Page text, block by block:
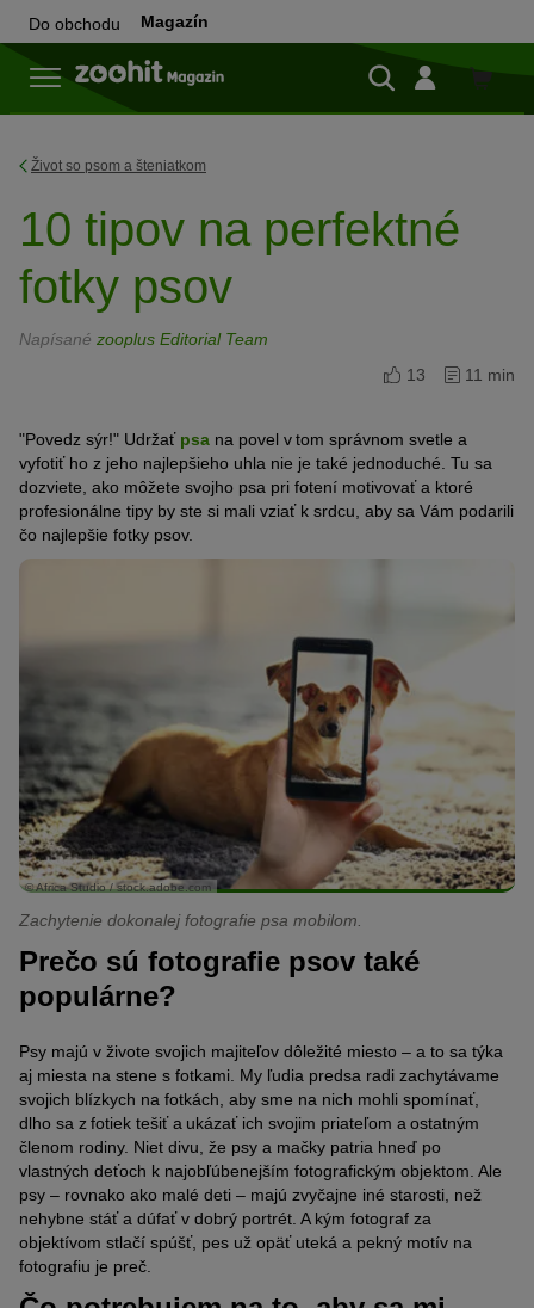
Do obchodu Magazín
Do
Život so psom a šteniatkom
10 tipov na perfektné
fotky psov
Napísané zooplus Editorial Team
13
11 min
"Povedz sýr!" Udržať psa na povel v tom správnom svetle a
vyfotiťho z jeho najlepšieho uhla nie je také jednoduché. Tu sa
dozviete, ako môžete svojho psa pri fotení motivovať a ktoré
profesionálne tipy by ste si mali vziať k srdcu, aby sa Vám podarili
čo najlepšie fotky psov.
© Africa Studio / stock.adobe.com
Zachytenie dokonalej fotografie psa mobilom.
Prečo sú fotografie psov také
populárne?
Psy majú v živote svojich majiteľov dôležité miesto – a to sa týka
aj miesta na stene s fotkami. My ľudia predsa radi zachytávame
svojich blízkych na fotkách, aby sme na nich mohli spomínať,
dlho sa z fotiek tešiť a ukázať ich svojim priateľom a ostatným
členom rodiny. Niet divu, že psy a mačky patria hneď po
vlastných deťoch k najobľúbenejším fotografickým objektom. Ale
psy – rovnako ako malé deti – majú zvyčajne iné starosti, než
nehybne stáť a dúfať v dobrý portrét. A kým fotograf za
objektívom stlačí spúšť, pes už opäť uteká a pekný motív na
fotografiu je preč.